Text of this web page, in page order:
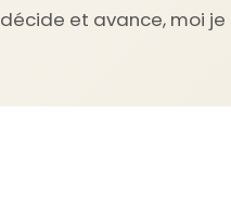
décide et avance, moi